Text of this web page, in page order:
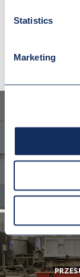
Statistics
Marketing